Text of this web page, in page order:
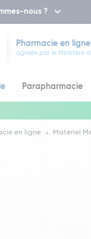
nous ?
Pharmacie en
agréée par le Ministère
Parapharmacie
en ligne Matériel